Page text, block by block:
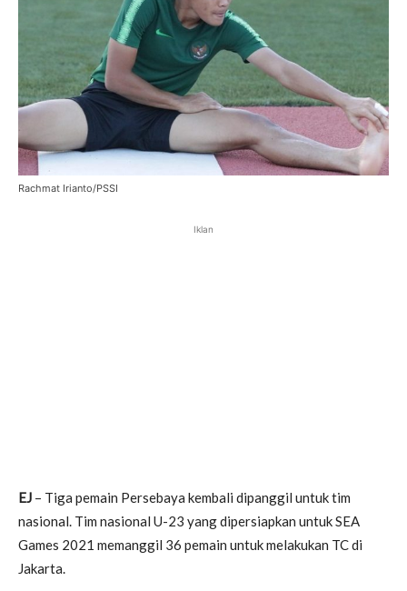
Rachmat Irianto/PSSI
Iklan
EJ – Tiga pemain Persebaya kembali dipanggil untuk tim
nasional. Tim nasional U-23 yang dipersiapkan untuk SEA
Games 2021 memanggil 36 pemain untuk melakukan TC di
Jakarta.